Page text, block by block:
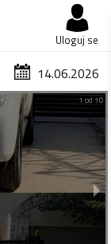
Uloguj se
14.06.2026
1 od 10